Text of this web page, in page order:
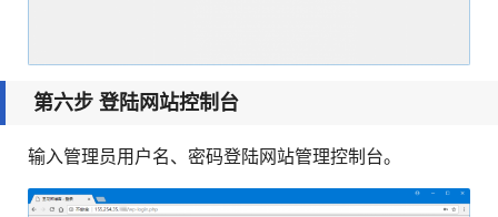
第六步 登陆网站控制台
输入管理员用户名、密码登陆网站管理控制台。